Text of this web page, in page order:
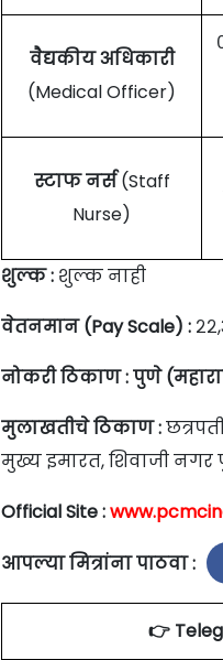
वैद्यकीय अधिकारी
(Medical Officer)
स्टाफ नर्स(Staff
Nurse)
शुल्क : शुल्क नाही
वेतनमान (Pay Scale) :
नोकरी ठिकाण : पुणे
मुलाखतीचे ठिकाण :
मुख्य इमारत, शिवाजी नगर
Official Site :
आपल्या मित्रांना पाठवा :
👉